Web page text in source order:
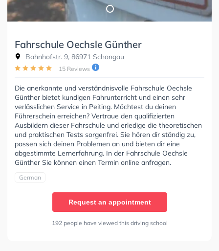
Fahrschule Oechsle Günther
Bahnhofstr. 9, 86971 Schongau
15 Reviews
Die anerkannte und verständnisvolle Fahrschule Oechsle
Günther bietet kundigen Fahrunterricht und einen sehr
verlässlichen Service in Peiting. Möchtest du deinen
Führerschein erreichen? Vertraue den qualifizierten
Ausbildern dieser Fahrschule und erledige die theoretischen
und praktischen Tests sorgenfrei. Sie hören dir ständig zu,
passen sich deinen Problemen an und bieten dir eine
abgestimmte Lernerfahrung. In der Fahrschule Oechsle
Günther Sie können einen Termin online anfragen.
German
Request an appointment
192 people have viewed this driving school